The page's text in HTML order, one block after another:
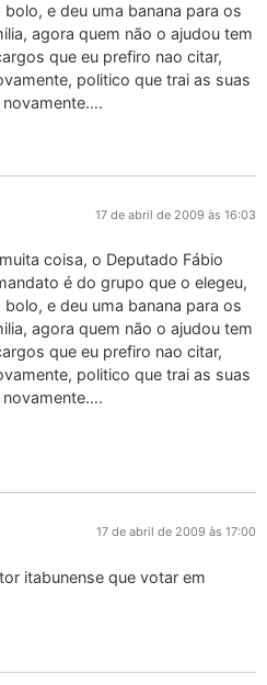
e deu uma banana para os
agora quem não o ajudou tem
que eu prefiro nao citar,
politico que trai as suas
novamente….
17 de abril de 2009 às 16:03
coisa, o Deputado Fábio
é do grupo que o elegeu,
e deu uma banana para os
agora quem não o ajudou tem
que eu prefiro nao citar,
politico que trai as suas
novamente….
17 de abril de 2009 às 17:00
itabunense que votar em